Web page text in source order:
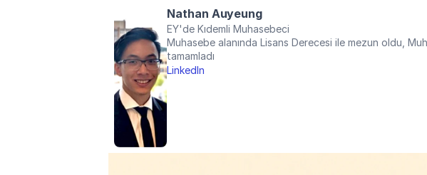
Nathan Auyeung
EY'de Kıdemli Muhasebeci
Muhasebe alanında Lisans Derecesi ile mezun oldu,
tamamladı
LinkedIn